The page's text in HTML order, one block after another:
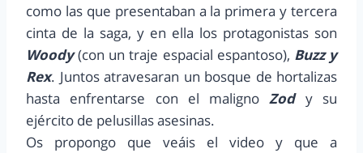
como las que presentaban a la primera y tercera
cinta de la saga, y en ella los protagonistas son
Woody(con un traje espacial espantoso), Buzz y
Rex. Juntos atravesaran un bosque de hortalizas
hasta enfrentarse con el malignoZody su
ejército de pelusillas asesinas.
Os propongo que veáis el video y que a